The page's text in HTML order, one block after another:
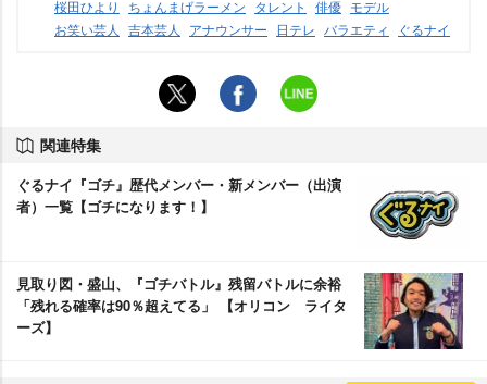
桜田ひより
ちょんまげラーメン タレント 俳優 モデル
お笑い芸人
吉本芸人 アナウンサー 日テレ バラエティ ぐるナイ
関連特集
ぐるナイ『ゴチ』歴代メンバー・新メンバー（出演
者）一覧【ゴチになります！】
見取り図・盛山、『ゴチバトル』残留バトルに余裕
「残れる確率は90％超えてる」 【オリコン ライタ
ーズ】